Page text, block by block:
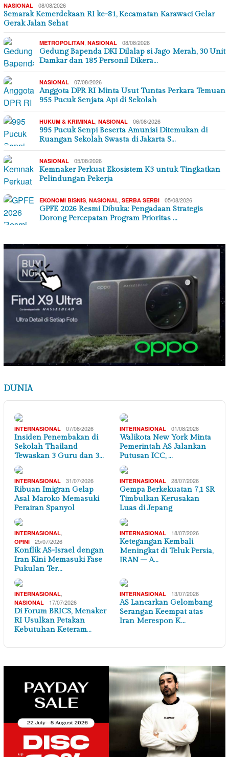
NASIONAL 08/08/2026
Semarak Kemerdekaan RI ke-81, Kecamatan Karawaci Gelar
Gerak Jalan Sehat
METROPOLITAN NASIONAL 08/08/2026
Gedung Bapenda DKI Dilalap si Jago Merah, 30 Unit
Damkar dan 185 Personil Dikera…
NASIONAL 07/08/2026
Anggota DPR RI Minta Usut Tuntas Perkara Temuan
955 Pucuk Senjata Api di Sekolah
HUKUM & KRIMINAL NASIONAL 06/08/2026
995 Pucuk Senpi Beserta Amunisi Ditemukan di
Ruangan Sekolah Swasta di Jakarta S…
NASIONAL 05/08/2026
Kemnaker Perkuat Ekosistem K3 untuk Tingkatkan
Pelindungan Pekerja
EKONOMI BISNIS NASIONAL SERBA SERBI 05/08/2026
GPFE 2026 Resmi Dibuka: Pengadaan Strategis
Dorong Percepatan Program Prioritas …
DUNIA
INTERNASIONAL 07/08/2026
Insiden Penembakan di
Sekolah Thailand
Tewaskan 3 Guru dan 3…
INTERNASIONAL 01/08/2026
Walikota New York Minta
Pemerintah AS Jalankan
Putusan ICC, …
INTERNASIONAL 31/07/2026
Ribuan Imigran Gelap
Asal Maroko Memasuki
Perairan Spanyol
INTERNASIONAL 28/07/2026
Gempa Berkekuatan 7,1 SR
Timbulkan Kerusakan
Luas di Jepang
INTERNASIONAL
OPINI 25/07/2026
Konflik AS-Israel dengan
Iran Kini Memasuki Fase
Pukulan Ter…
INTERNASIONAL 18/07/2026
Ketegangan Kembali
Meningkat di Teluk Persia,
IRAN – A…
INTERNASIONAL
NASIONAL 17/07/2026
Di Forum BRICS, Menaker
RI Usulkan Petakan
Kebutuhan Keteram…
INTERNASIONAL 13/07/2026
AS Lancarkan Gelombang
Serangan Keempat atas
Iran Merespon K…